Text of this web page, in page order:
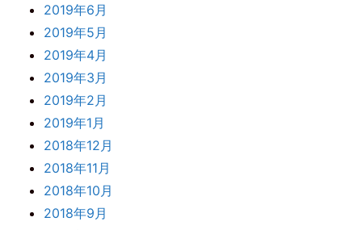
2019年6月
2019年5月
2019年4月
2019年3月
2019年2月
2019年1月
2018年12月
2018年11月
2018年10月
2018年9月